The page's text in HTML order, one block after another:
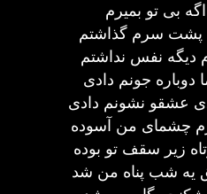
بی تو بمیرم
پشت سرم گذاشتم
دیگه نفس نداشتم
دوباره جونم دادی
عشقو نشونم دادی
چشمای من آسوده
زیر سقف تو بوده
یه شب پناه من شد